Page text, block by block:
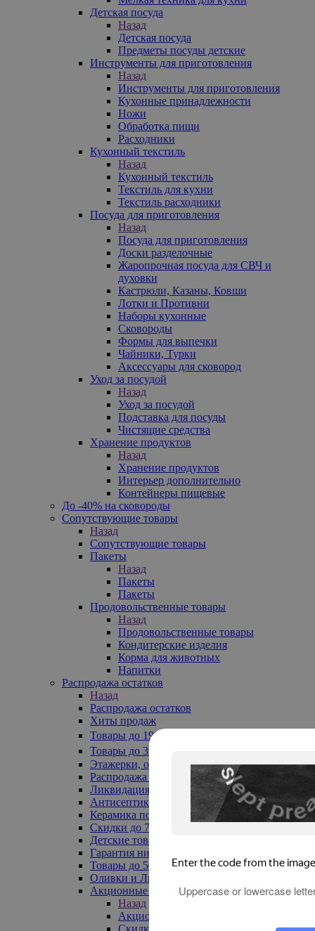
Детская посуда
Назад
Детская посуда
Предметы посуды детские
Инструменты для приготовления
Назад
Инструменты для приготовления
Кухонные принадлежности
Ножи
Обработка пищи
Расходники
Кухонный текстиль
Назад
Кухонный текстиль
Текстиль для кухни
Текстиль расходники
Посуда для приготовления
Назад
Посуда для приготовления
Доски разделочные
Жаропрочная посуда для СВЧ и
духовки
Кастрюли, Казаны, Ковши
Лотки и Противни
Наборы кухонные
Сковороды
Формы для выпечки
Чайники, Турки
Аксессуары для сковород
Уход за посудой
Назад
Уход за посудой
Подставка для посуды
Чистящие средства
Хранение продуктов
Назад
Хранение продуктов
Интерьер дополнительно
Контейнеры пищевые
До -40% на сковороды
Сопутствующие товары
Назад
Сопутствующие товары
Пакеты
Назад
Пакеты
Пакеты
Продовольственные товары
Назад
Продовольственные товары
Кондитерские изделия
Корма для животных
Напитки
Распродажа остатков
Назад
Распродажа остатков
Хиты продаж
Товары до 199₽
Товары до 399₽
Этажерки, обувницы
Распродажа текстиля до -50%
Ликвидация до -70%
Антисептики
Керамика по 129 руб
Скидки до 70%
Детские товары
Гарантия низкой цены
Товары до 500 руб
Оливки и Лимоны
Акционные товары
Назад
Акционные товары
Скидка 20% по промокоду